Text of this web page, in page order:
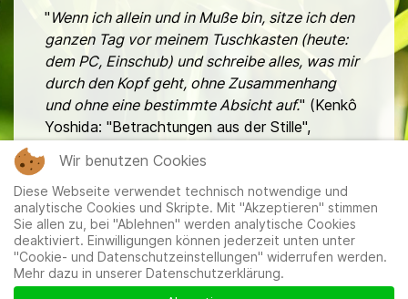
" Wenn ich allein und in Muße bin, sitze ich den
ganzen Tag vor meinem Tuschkasten (heute:
dem PC, Einschub) und schreibe alles, was mir
durch den Kopf geht, ohne Zusammenhang
und ohne eine bestimmte Absicht auf." (Kenkô
Yoshida: "Betrachtungen aus der Stille",
Mitglieder|Impressum|Datenschutzerklärung|Cookie-
Wir benutzen Cookies
Diese Webseite verwendet technisch notwendige und
analytische Cookies und Skripte. Mit "Akzeptieren" stimmen
Sie allen zu, bei "Ablehnen" werden analytische Cookies
deaktiviert. Einwilligungen können jederzeit unten unter
"Cookie- und Datenschutzeinstellungen" widerrufen werden.
Mehr dazu in unserer Datenschutzerklärung.